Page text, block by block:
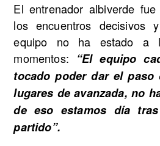
El entrenador albiverde
los encuentros decisivos
equipo no ha estado a
momentos: “El equipo
tocado poder dar el paso
lugares de avanzada, no
de eso estamos día
partido”.